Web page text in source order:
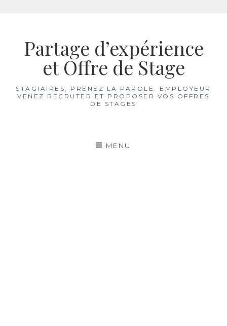
contenuPartage d’expérience
et Offre de Stage
STAGIAIRES, PRENEZ LA PAROLE. EMPLOYEUR
VENEZ RECRUTER ET PROPOSER VOS OFFRES
DE STAGES
MENU